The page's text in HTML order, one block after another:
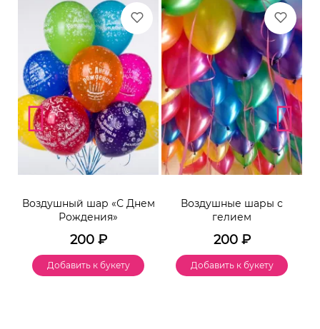
Воздушный шар «С Днем
Рождения»
200₽
Добавить к букету
Воздушные шары с
гелием
200₽
Добавить к букету